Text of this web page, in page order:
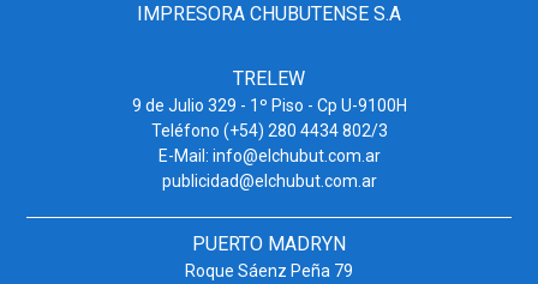
IMPRESORA CHUBUTENSE S.A
TRELEW
9 de Julio 329 - 1º Piso - Cp U-9100H
Teléfono (+54) 280 4434 802/3
E-Mail: info@elchubut.com.ar
publicidad@elchubut.com.ar
PUERTO MADRYN
Roque Sáenz Peña 79